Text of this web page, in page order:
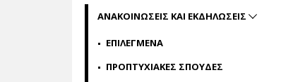
ΑΝΑΚΟΙΝΩΣΕΙΣ ΚΑΙ ΕΚΔΗΛΩΣΕΙΣ
ΕΠΙΛΕΓΜΕΝΑ
ΠΡΟΠΤΥΧΙΑΚΕΣ ΣΠΟΥΔΕΣ